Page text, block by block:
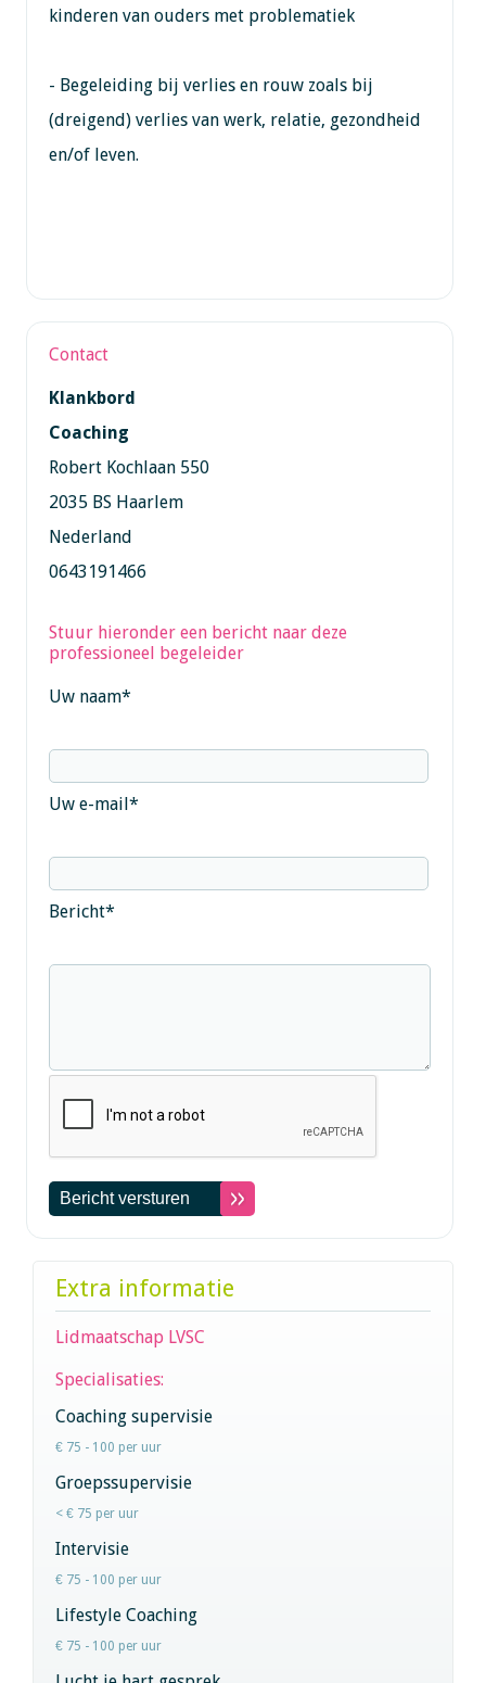
kinderen van ouders met problematiek
- Begeleiding bij verlies en rouw zoals bij
(dreigend) verlies van werk, relatie, gezondheid
en/of leven.
Contact
Klankbord
Coaching
Robert Kochlaan 550
2035 BS Haarlem
Nederland
0643191466
Stuur hieronder een bericht naar deze
professioneel begeleider
Uw naam*
Uw e-mail*
Bericht*
Extra informatie
Lidmaatschap LVSC
Specialisaties:
Coaching supervisie
€ 75 - 100 per uur
Groepssupervisie
< € 75 per uur
Intervisie
€ 75 - 100 per uur
Lifestyle Coaching
€ 75 - 100 per uur